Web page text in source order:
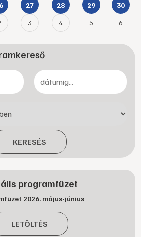
27 28 29 30
3 4 5 6
-
KERESÉS
programfüzet
2026. május-június
LETÖLTÉS